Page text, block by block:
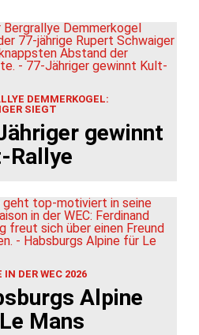
DEMMERKOGEL:
SIEGT
gewinnt
Rallye
DER WEC 2026
Alpine
Mans